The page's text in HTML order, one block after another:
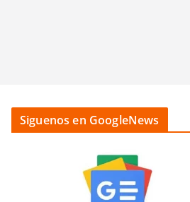
Siguenos en GoogleNews